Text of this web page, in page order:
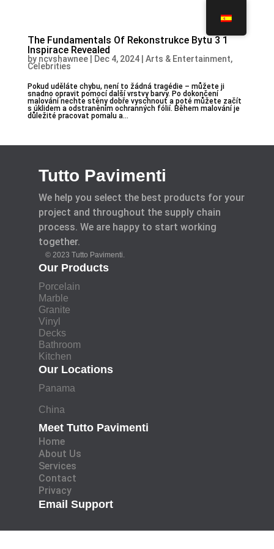
The Fundamentals Of Rekonstrukce Bytu 3 1
Inspirace Revealed
by ncvshawnee| Dec 4, 2024| Arts & Entertainment,
Celebrities
Pokud uděláte chybu, není to žádná tragédie – můžete ji
snadno opravit pomocí další vrstvy barvy. Po dokončení
malování nechte stěny dobře vyschnout a poté můžete začít
s úklidem a odstraněním ochranných fólií. Během malování je
důležité pracovat pomalu a...
Tutto Pavimenti
We help you select the best products for your
project and throughout the supply chain
process. We are happy to start working
together.
© 2023 Tutto Pavimenti.
Our Products
Porcelain
Marble
Granite
Vinyl
Decks
Bathroom
Kitchen
Our Locations
Panama
China
Meet Tutto Pavimenti
Home
About Us
Services
Contact
Privacy
Email Support